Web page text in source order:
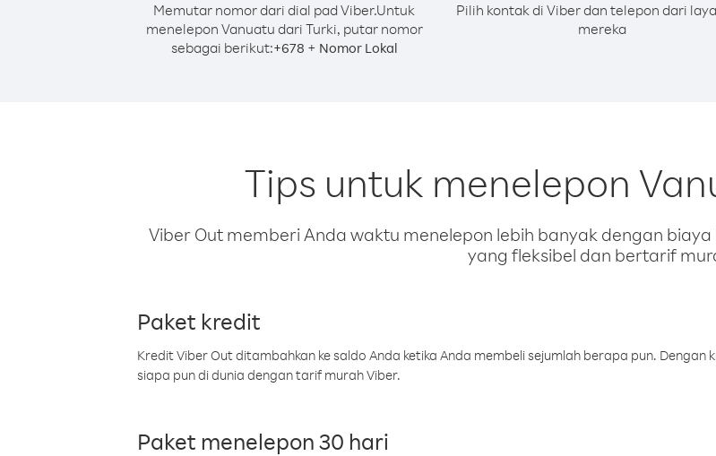
Memutar nomor dari dial pad Viber.Untuk
menelepon Vanuatu dari Turki, putar nomor
sebagai berikut:+678 + Nomor Lokal
Pilih kontak di Viber dan telepon dari
mereka
Tips untuk menelepon
Viber Out memberi Anda waktu menelepon lebih banyak dengan
yang fleksibel dan bertarif
Paket kredit
Kredit Viber Out ditambahkan ke saldo Anda ketika Anda membeli sejumlah berapa pun.
siapa pun di dunia dengan tarif murah Viber.
Paket menelepon 30 hari